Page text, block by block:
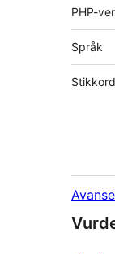
PHP-
Språk
Stikkord